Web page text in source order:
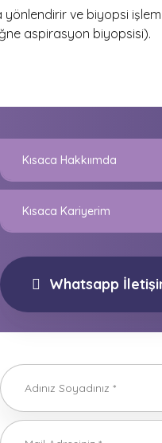
ve biyopsi
aspirasyon biyopsisi).
Kısaca Hakkıımda
Kısaca Kariyerim
Whatsapp